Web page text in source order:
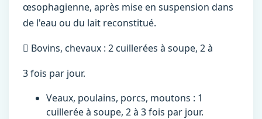
œsophagienne, après mise en suspension dans
de l'eau ou du lait reconstitué.
 Bovins, chevaux : 2 cuillerées à soupe, 2 à
3 fois par jour.
Veaux, poulains, porcs, moutons : 1
cuillerée à soupe, 2 à 3 fois par jour.